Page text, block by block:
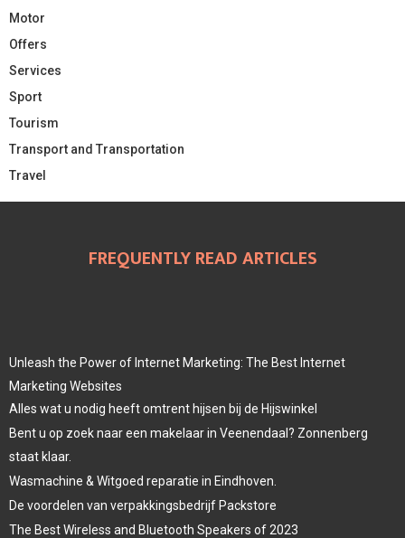
Motor
Offers
Services
Sport
Tourism
Transport and Transportation
Travel
FREQUENTLY READ ARTICLES
Unleash the Power of Internet Marketing: The Best Internet
Marketing Websites
Alles wat u nodig heeft omtrent hijsen bij de Hijswinkel
Bent u op zoek naar een makelaar in Veenendaal? Zonnenberg
staat klaar.
Wasmachine & Witgoed reparatie in Eindhoven.
De voordelen van verpakkingsbedrijf Packstore
The Best Wireless and Bluetooth Speakers of 2023